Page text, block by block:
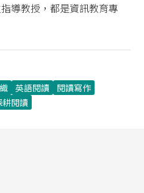
導教授，都是資訊教育專
英語閱讀
閱讀寫作
耕閱讀